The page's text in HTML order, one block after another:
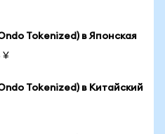
Tokenized) в Японская
¥
Tokenized) в Китайский